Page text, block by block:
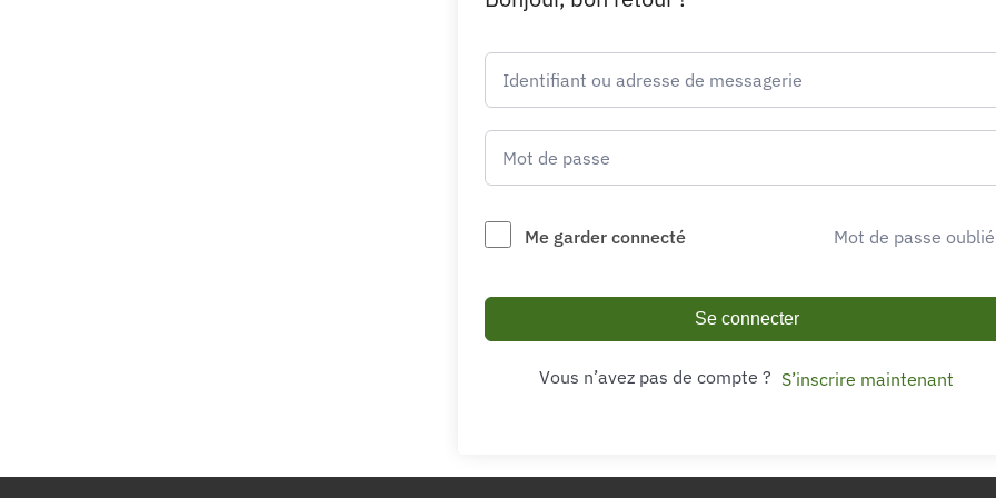
Me garder connecté Mot de passe
Se connecter
Vous n’avez pas de compte ? S’inscrire maintenant